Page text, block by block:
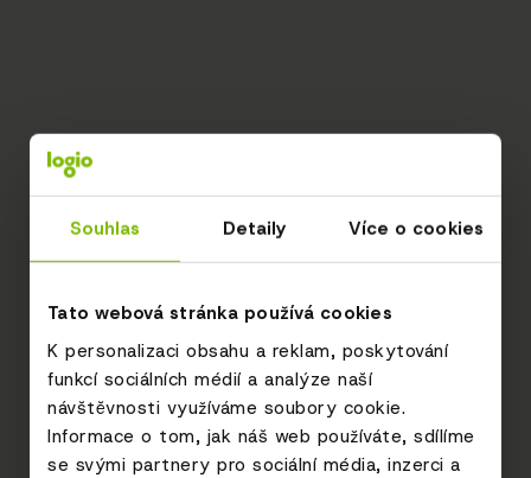
Souhlas Detaily Více o cookies
Tato webová stránka používá cookies
K personalizaci obsahu a reklam, poskytování
funkcí sociálních médií a analýze naší
návštěvnosti využíváme soubory cookie.
Informace o tom, jak náš web používáte, sdílíme
se svými partnery pro sociální média, inzerci a